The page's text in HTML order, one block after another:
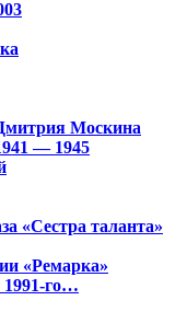
Москина
— 1945
«Сестра таланта»
«Ремарка»
го…